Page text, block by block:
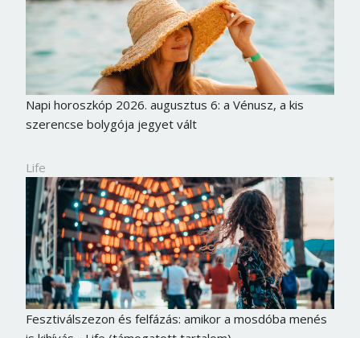
Napi horoszkóp 2026. augusztus 6: a Vénusz, a kis
szerencse bolygója jegyet vált
Life
Fesztiválszezon és felfázás: amikor a mosdóba menés